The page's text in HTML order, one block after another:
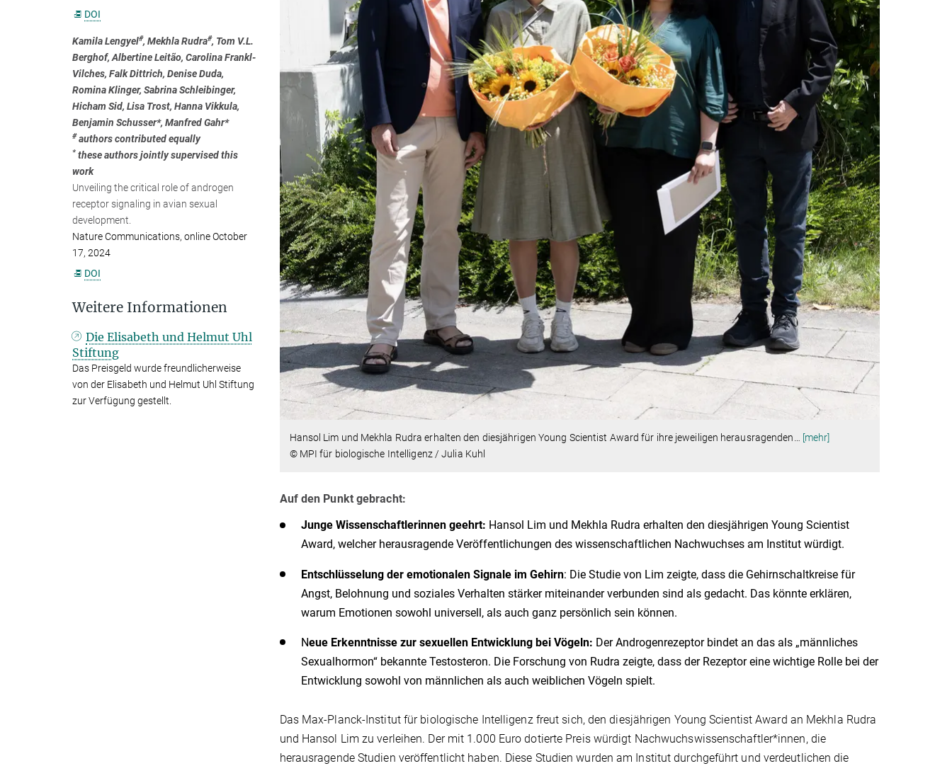
Hansol Lim und Mekhla Rudra erhalten den diesjährigen Young Scientist Award für ihre jeweiligen herausragenden… [mehr]
© MPI für biologische Intelligenz / Julia Kuhl
Auf den Punkt gebracht:
Junge Wissenschaftlerinnen geehrt: Hansol Lim und Mekhla Rudra erhalten den diesjährigen Young Scientist
Award, welcher herausragende Veröffentlichungen des wissenschaftlichen Nachwuchses am Institut würdigt.
Entschlüsselung der emotionalen Signale im Gehirn: Die Studie von Lim zeigte, dass die Gehirnschaltkreise für
Angst, Belohnung und soziales Verhalten stärker miteinander verbunden sind als gedacht. Das könnte erklären,
warum Emotionen sowohl universell, als auch ganz persönlich sein können.
Neue Erkenntnisse zur sexuellen Entwicklung bei Vögeln: Der Androgenrezeptor bindet an das als „männliches
Sexualhormon“ bekannte Testosteron. Die Forschung von Rudra zeigte, dass der Rezeptor eine wichtige Rolle bei der
Entwicklung sowohl von männlichen als auch weiblichen Vögeln spielt.
Das Max-Planck-Institut für biologische Intelligenz freut sich, den diesjährigen Young Scientist Award an Mekhla Rudra
und Hansol Lim zu verleihen. Der mit 1.000 Euro dotierte Preis würdigt Nachwuchswissenschaftler*innen, die
herausragende Studien veröffentlicht haben. Diese Studien wurden am Institut durchgeführt und verdeutlichen die
DOI
KamilaLengyel#, MekhlaRudra#, Tom V.L.
Berghof, AlbertineLeitão, Carolina Frankl-
Vilches, Falk Dittrich, Denise Duda,
Romina Klinger, SabrinaSchleibinger,
Hicham Sid, Lisa Trost, Hanna Vikkula,
Benjamin Schusser*, ManfredGahr*
#authors contributed equally
* these authors jointly supervised this
work
Unveiling the critical role of androgen
receptor signaling in avian sexual
development.
Nature Communications, online October
17, 2024
DOI
Weitere Informationen
Die Elisabeth und Helmut Uhl
Stiftung
Das Preisgeld wurde freundlicherweise
von der Elisabeth und Helmut Uhl Stiftung
zur Verfügung gestellt.